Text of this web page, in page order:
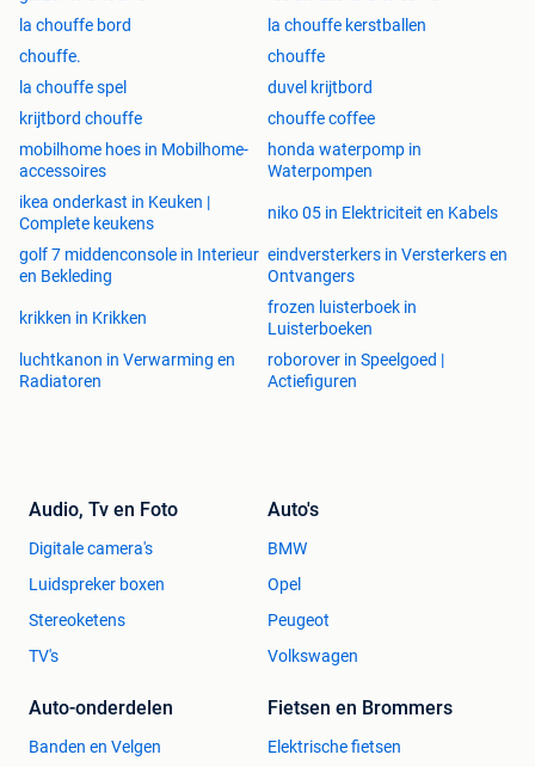
la chouffe bord
la chouffe kerstballen
chouffe.
chouffe
la chouffe spel
duvel krijtbord
krijtbord chouffe
chouffe coffee
mobilhome hoes in Mobilhome-
accessoires
honda waterpomp in
Waterpompen
ikea onderkast in Keuken |
Complete keukens
niko 05 in Elektriciteit en Kabels
golf 7 middenconsole in Interieur
en Bekleding
eindversterkers in Versterkers en
Ontvangers
krikken in Krikken
frozen luisterboek in
Luisterboeken
luchtkanon in Verwarming en
Radiatoren
roborover in Speelgoed |
Actiefiguren
Audio, Tv en Foto
Digitale camera's
Luidspreker boxen
Stereoketens
TV's
Auto's
BMW
Opel
Peugeot
Volkswagen
Auto-onderdelen
Banden en Velgen
Fietsen en Brommers
Elektrische fietsen